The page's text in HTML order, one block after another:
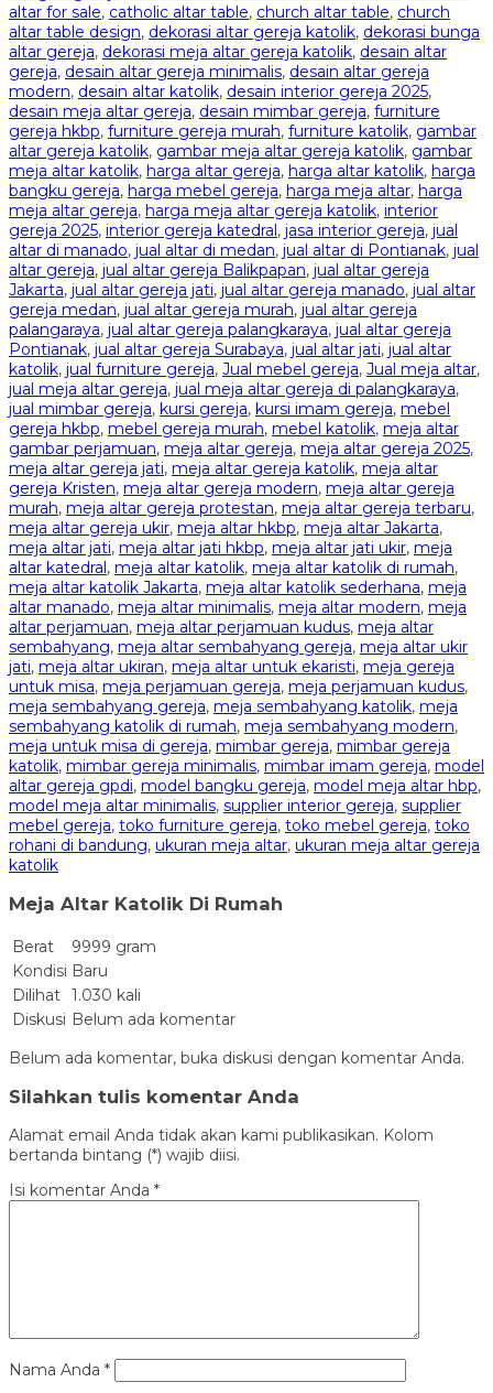
altar for sale, catholic altar table, church altar table, church
altar table design, dekorasi altar gereja katolik, dekorasi bunga
altar gereja, dekorasi meja altar gereja katolik, desain altar
gereja, desain altar gereja minimalis, desain altar gereja
modern, desain altar katolik, desain interior gereja 2025,
desain meja altar gereja, desain mimbar gereja, furniture
gereja hkbp, furniture gereja murah, furniture katolik, gambar
altar gereja katolik, gambar meja altar gereja katolik, gambar
meja altar katolik, harga altar gereja, harga altar katolik, harga
bangku gereja, harga mebel gereja, harga meja altar, harga
meja altar gereja, harga meja altar gereja katolik, interior
gereja 2025, interior gereja katedral, jasa interior gereja, jual
altar di manado, jual altar di medan, jual altar di Pontianak, jual
altar gereja, jual altar gereja Balikpapan, jual altar gereja
Jakarta, jual altar gereja jati, jual altar gereja manado, jual altar
gereja medan, jual altar gereja murah, jual altar gereja
palangaraya, jual altar gereja palangkaraya, jual altar gereja
Pontianak, jual altar gereja Surabaya, jual altar jati, jual altar
katolik, jual furniture gereja, Jual mebel gereja, Jual meja altar,
jual meja altar gereja, jual meja altar gereja di palangkaraya,
jual mimbar gereja, kursi gereja, kursi imam gereja, mebel
gereja hkbp, mebel gereja murah, mebel katolik, meja altar
gambar perjamuan, meja altar gereja, meja altar gereja 2025,
meja altar gereja jati, meja altar gereja katolik, meja altar
gereja Kristen, meja altar gereja modern, meja altar gereja
murah, meja altar gereja protestan, meja altar gereja terbaru,
meja altar gereja ukir, meja altar hkbp, meja altar Jakarta,
meja altar jati, meja altar jati hkbp, meja altar jati ukir, meja
altar katedral, meja altar katolik, meja altar katolik di rumah,
meja altar katolik Jakarta, meja altar katolik sederhana, meja
altar manado, meja altar minimalis, meja altar modern, meja
altar perjamuan, meja altar perjamuan kudus, meja altar
sembahyang, meja altar sembahyang gereja, meja altar ukir
jati, meja altar ukiran, meja altar untuk ekaristi, meja gereja
untuk misa, meja perjamuan gereja, meja perjamuan kudus,
meja sembahyang gereja, meja sembahyang katolik, meja
sembahyang katolik di rumah, meja sembahyang modern,
meja untuk misa di gereja, mimbar gereja, mimbar gereja
katolik, mimbar gereja minimalis, mimbar imam gereja, model
altar gereja gpdi, model bangku gereja, model meja altar hbp,
model meja altar minimalis, supplier interior gereja, supplier
mebel gereja, toko furniture gereja, toko mebel gereja, toko
rohani di bandung, ukuran meja altar, ukuran meja altar gereja
katolik
Meja Altar Katolik Di Rumah
Berat
9999 gram
Kondisi Baru
Dilihat 1.030 kali
Diskusi Belum ada komentar
Belum ada komentar, buka diskusi dengan komentar Anda.
Silahkan tulis komentar Anda
Alamat email Anda tidak akan kami publikasikan. Kolom
bertanda bintang (*) wajib diisi.
Isi komentar Anda *
Nama Anda *